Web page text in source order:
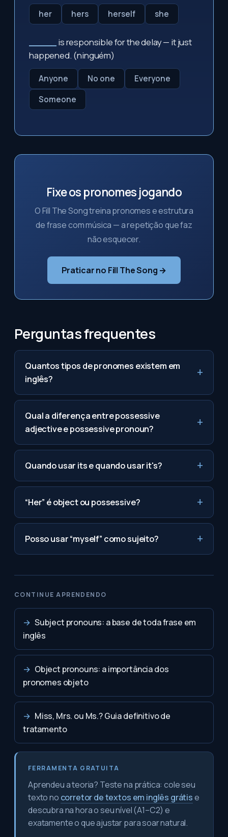
her hers herself she
is responsible for the delay — it just
happened. (ninguém)
Anyone No one
Everyone
Someone
Fixe os pronomes jogando
O Fill The Song treina pronomes e estrutura
de frase com música — a repetição que faz
não esquecer.
Praticar no Fill The Song →
Perguntas frequentes
Quantos tipos de pronomes existem em
inglês?
Qual a diferença entre possessive
adjective e possessive pronoun?
Quando usar its e quando usar it's?
“Her” é object ou possessive?
Posso usar “myself” como sujeito?
CONTINUE APRENDENDO
→ Subject pronouns: a base de toda frase em
inglês
→ Object pronouns: a importância dos
pronomes objeto
→ Miss, Mrs. ou Ms.? Guia definitivo de
tratamento
FERRAMENTA GRATUITA
Aprendeu a teoria? Teste na prática: cole seu
texto no corretor de textos em inglês grátise
descubra na hora o seu nível (A1–C2) e
exatamente o que ajustar para soar natural.